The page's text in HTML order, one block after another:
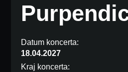
Datum koncerta:
18.04.2027
Kraj koncerta: